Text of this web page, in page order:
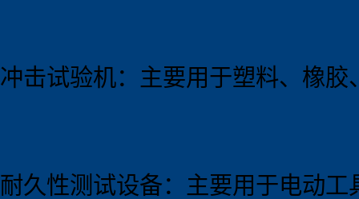
冲击试验机：主要用于塑料、橡
耐久性测试设备：主要用于电动